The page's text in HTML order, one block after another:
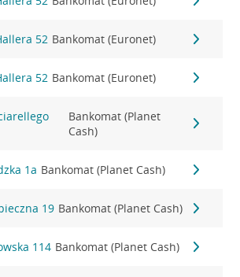
52 Bankomat (Euronet)
52 Bankomat (Euronet)
Bankomat (Planet
Cash)
1a Bankomat (Planet Cash)
19 Bankomat (Planet Cash)
114 Bankomat (Planet Cash)